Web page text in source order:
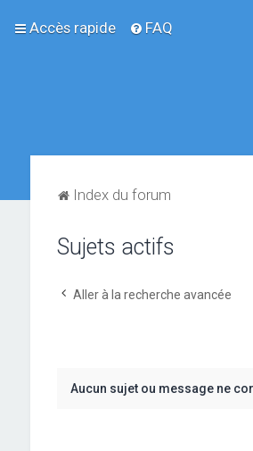
Accès rapide FAQ
Index du forum
Sujets actifs
Aller à la recherche avancée
Aucun sujet ou message ne